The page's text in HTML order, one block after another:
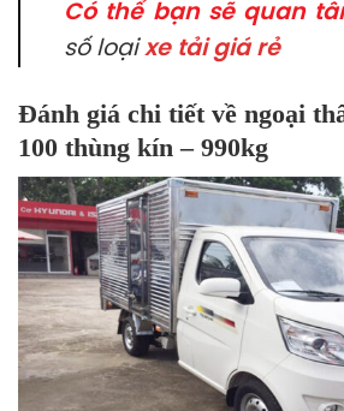
Có thể bạn sẽ quan
số loại xe tải giá rẻ
Đánh giá chi tiết về ngoại
100 thùng kín – 990kg